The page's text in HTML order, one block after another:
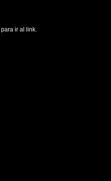
para ir al link.